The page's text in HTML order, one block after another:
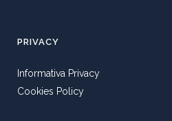
PRIVACY
Informativa Privacy
Cookies Policy